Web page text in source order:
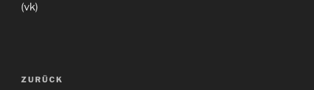
(vk)
Beitragsnavigation
Vorheriger
ZURÜCK